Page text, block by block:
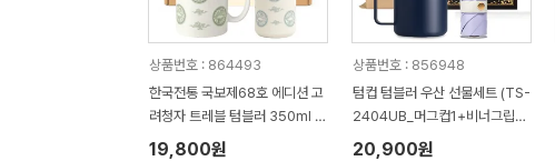
상품번호 : 864493
한국전통 국보제68호 에디션 고
려청자 트레블 텀블러 350ml 도
자기 머그 기프팅
19,800원
상품번호 : 856948
텀컵 텀블러 우산 선물세트 (TS-
2404UB_머그컵1+비너그립미
니우산1)
20,900원